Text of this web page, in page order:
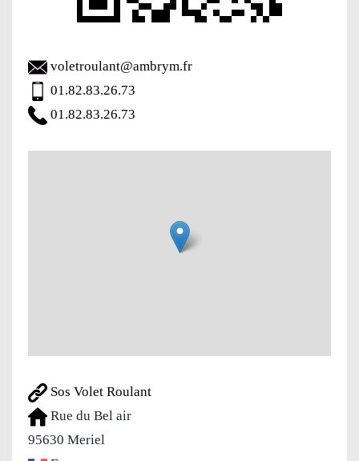
voletroulant@ambrym.fr
01.82.83.26.73
01.82.83.26.73
Sos Volet Roulant
Rue du Bel air
95630 Meriel